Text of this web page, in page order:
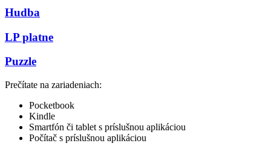
Hudba
LP platne
Puzzle
Prečítate na zariadeniach:
Pocketbook
Kindle
Smartfón či tablet s príslušnou aplikáciou
Počítač s príslušnou aplikáciou